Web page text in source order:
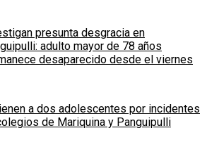
presunta desgracia en
adulto mayor de 78 años
desaparecido desde el viernes
a dos adolescentes por incidentes
de Mariquina y Panguipulli